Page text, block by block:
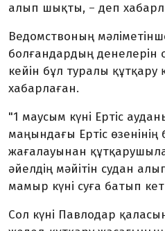
алып шықты, – деп
Ведомствоның
болғандардың денелерін
кейін бұл туралы құтқару
хабарлаған.
"1 маусым күні Ертіс
маңындағы Ертіс
жағалауынан
әйелдің мәйітін судан
мамыр күні суға батып
Сол күні Павлодар